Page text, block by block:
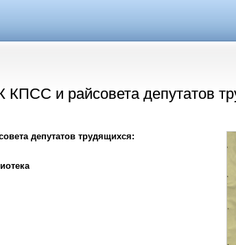
и райсовета депутатов
депутатов трудящихся: